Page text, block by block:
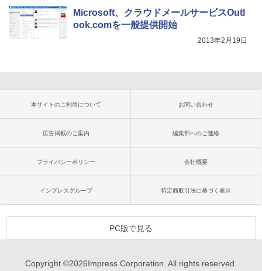
Microsoft、クラウドメールサービスOutl
ook.comを一般提供開始
2013年2月19日
本サイトのご利用について お問い合わせ
広告掲載のご案内 編集部へのご連絡
プライバシーポリシー 会社概要
インプレスグループ 特定商取引法に基づく表示
PC版で見る
Copyright ©2026Impress Corporation. All rights reserved.